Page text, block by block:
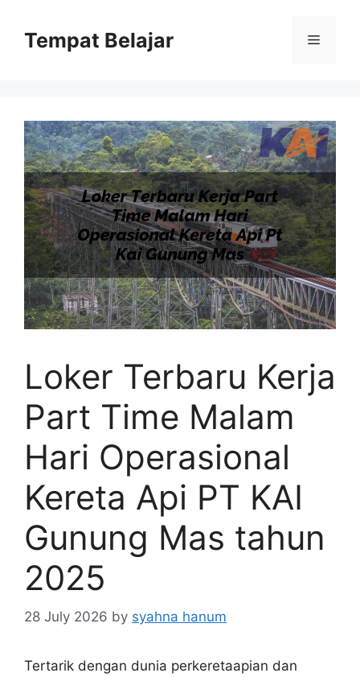
contentTempat Belajar Menu
Loker Terbaru Kerja
Part Time Malam
Hari Operasional
Kereta Api PT KAI
Gunung Mas tahun
2025
28 July 2026 by syahna hanum
Tertarik dengan dunia perkeretaapian dan